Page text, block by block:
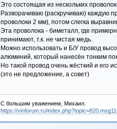
Это состоящая из нескольких
Разворачиваю (раскручиваю) каждую
проволоки 2 мм), потом слегка
Эта проволока - биметалл, где
принимают, т.к. не чистая медь.
Можно использовать и Б/У провод
алюминий, который нанесён тонким
Но такой провод очень жёсткий и его
(это не предложение, а совет)
С большим уважением, Михаил.
https://vinforum.ru/